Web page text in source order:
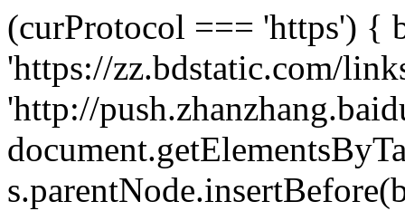
(curProtocol === 'https') {
'https://zz.bdstatic.com/
'http://